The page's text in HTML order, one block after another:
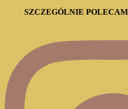
SZCZEGÓLNIE POLECAM